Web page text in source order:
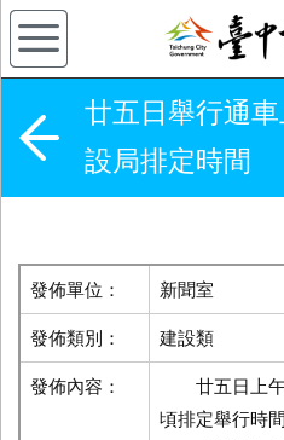
廿五日舉行通
設局排定時間
發佈單位： 新聞室
發佈類別： 建設類
發佈內容：
廿五日上午
頃排定舉行時間